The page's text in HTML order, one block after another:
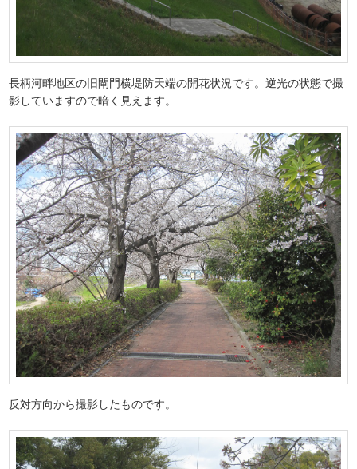
長柄河畔地区の旧閘門横堤防天端の開花状況です。逆光の状態で撮
影していますので暗く見えます。
反対方向から撮影したものです。